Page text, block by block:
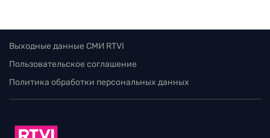
Выходные данные СМИ RTVI
Пользовательское соглашение
Политика обработки персональных данных